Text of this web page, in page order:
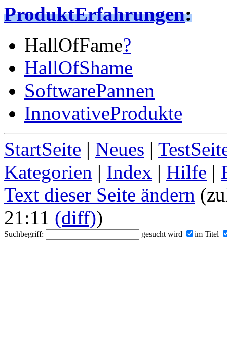
ProduktErfahrungen:
HallOfFame?
HallOfShame
SoftwarePannen
InnovativeProdukte
StartSeite | Neues |
Kategorien | Index | Hilfe |
Text dieser Seite ändern
21:11 (diff))
Suchbegriff: gesucht wird im Titel